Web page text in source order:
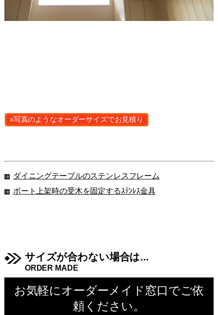
»写真のようなオーダーサイズでお見積り
ダイニングテーブルのステンレスフレーム
ボート上架時の受木を固定するｽﾃﾝﾚｽ金具
サイズが合わない場合は...
ORDER MADE
お気軽にオーダーメイド窓口でご依
頼ください。